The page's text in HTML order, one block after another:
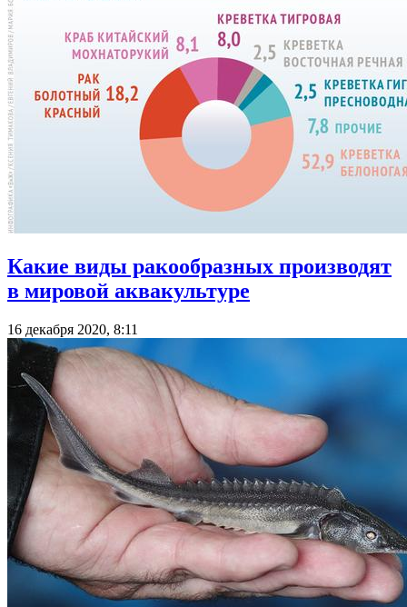
Какие виды ракообразных производят
в мировой аквакультуре
16 декабря 2020, 8:11